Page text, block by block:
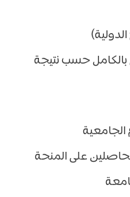
الدولية)
بالكامل حسب نتيجة
على المنحة